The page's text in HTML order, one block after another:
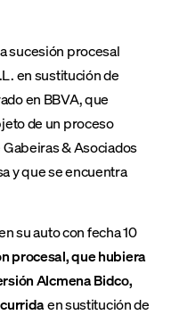
sucesión procesal
en sustitución de
en BBVA, que
de un proceso
& Asociados
y que se encuentra
su auto con fecha 10
procesal, que hubiera
Alcmena Bidco,
en sustitución de